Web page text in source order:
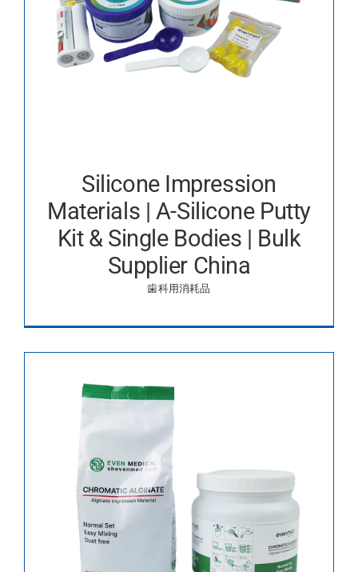
Silicone Impression
Materials | A-Silicone Putty
Kit & Single Bodies | Bulk
Supplier China
歯科用消耗品